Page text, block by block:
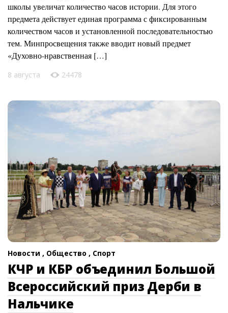
школы увеличат количество часов истории. Для этого
предмета действует единая программа с фиксированным
количеством часов и установленной последовательностью
тем. Минпросвещения также вводит новый предмет
«Духовно-нравственная […]
8 августа 24478
Новости , Общество , Спорт
КЧР и КБР объединил Большой
Всероссийский приз Дерби в
Нальчике